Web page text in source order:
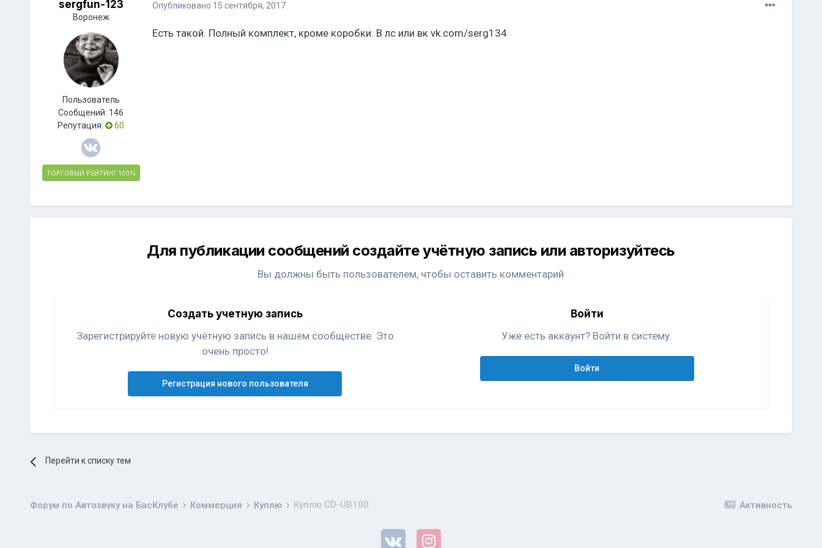
sergfun-123
Воронеж
Пользователь
Сообщений: 146
Репутация:
60
ТОРГОВЫЙ РЕЙТИНГ 100%
Опубликовано 15 сентября, 2017
Есть такой. Полный комплект, кроме коробки. В лс или вк vk.com/serg134
Для публикации сообщений создайте учётную запись или авторизуйтесь
Вы должны быть пользователем, чтобы оставить комментарий
Создать учетную запись
Зарегистрируйте новую учётную запись в нашем сообществе. Это
очень просто!
Регистрация нового пользователя
Войти
Уже есть аккаунт? Войти в систему.
Войти
Перейти к списку тем
Активность
Форум по Автозвуку на БасКлубе Коммерция Куплю Куплю CD-UB100